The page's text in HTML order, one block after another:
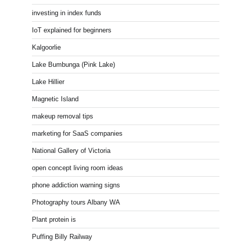
investing in index funds
IoT explained for beginners
Kalgoorlie
Lake Bumbunga (Pink Lake)
Lake Hillier
Magnetic Island
makeup removal tips
marketing for SaaS companies
National Gallery of Victoria
open concept living room ideas
phone addiction warning signs
Photography tours Albany WA
Plant protein is
Puffing Billy Railway